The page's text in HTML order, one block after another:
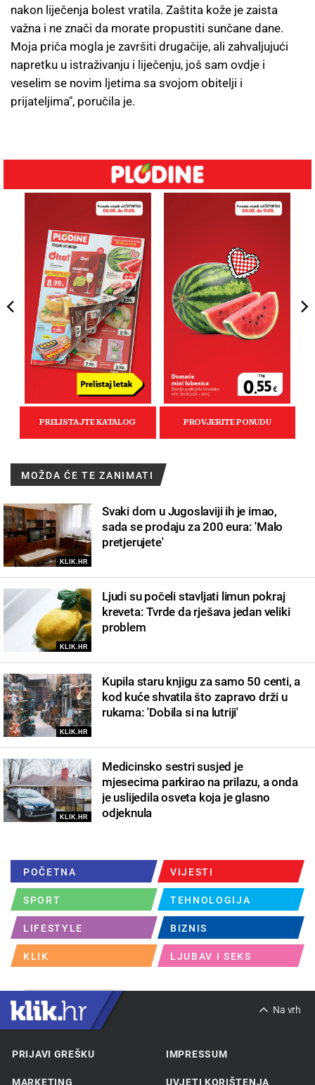
nakon liječenja bolest vratila. Zaštita kože je zaista
važna i ne znači da morate propustiti sunčane dane.
Moja priča mogla je završiti drugačije, ali zahvaljujući
napretku u istraživanju i liječenju, još sam ovdje i
veselim se novim ljetima sa svojom obitelji i
prijateljima", poručila je.
MOŽDA ĆE TE ZANIMATI
KLIK.HR
Svaki dom u Jugoslaviji ih je imao,
sada se prodaju za 200 eura: 'Malo
pretjerujete'
KLIK.HR
Ljudi su počeli stavljati limun pokraj
kreveta: Tvrde da rješava jedan veliki
problem
KLIK.HR
Kupila staru knjigu za samo 50 centi, a
kod kuće shvatila što zapravo drži u
rukama: 'Dobila si na lutriji'
KLIK.HR
Medicinsko sestri susjed je
mjesecima parkirao na prilazu, a onda
je uslijedila osveta koja je glasno
odjeknula
POČETNA VIJESTI
SPORT TEHNOLOGIJA
LIFESTYLE BIZNIS
KLIK LJUBAV I SEKS
Na vrh
PRIJAVI GREŠKU IMPRESSUM
MARKETING UVJETI KORIŠTENJA